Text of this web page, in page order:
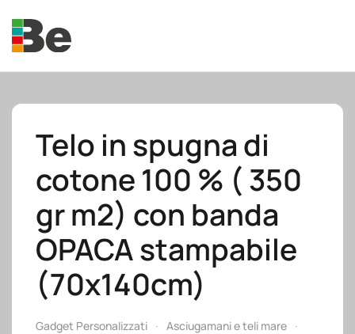
Skip to main content
Telo in spugna di
cotone 100 % ( 350
gr m2) con banda
OPACA stampabile
(70x140cm)
Gadget Personalizzati
Asciugamani e teli mare